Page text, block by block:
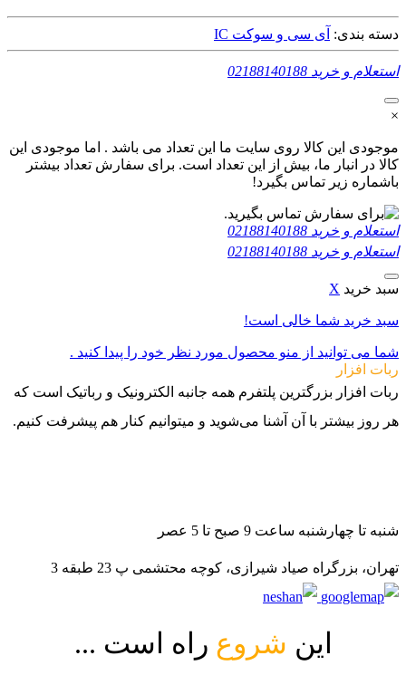
دسته بندی: آی سی و سوکت IC
استعلام و خرید 02188140188
×
موجودی این کالا روی سایت ما این تعداد می باشد . اما موجودی این
کالا در انبار ما، بیش از این تعداد است. برای سفارش تعداد بیشتر
باشماره زیر تماس بگیرد!
استعلام و خرید 02188140188
استعلام و خرید 02188140188
سبد خرید X
سبد خرید شما خالی است!
شما می توانید از منو محصول مورد نظر خود را پیدا کنید .
ربات افزار
ربات افزار بزرگترین پلتفرم همه جانبه الکترونیک و رباتیک است که
هر روز بیشتر با آن آشنا می‌شوید و میتوانیم کنار هم پیشرفت کنیم.
شنبه تا چهارشنبه ساعت 9 صبح تا 5 عصر
تهران، بزرگراه صیاد شیرازی، کوچه محتشمی پ 23 طبقه 3
این شروع راه است ...